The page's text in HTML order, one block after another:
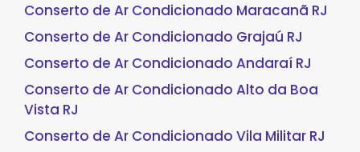
Conserto de Ar Condicionado Maracanã RJ
Conserto de Ar Condicionado Grajaú RJ
Conserto de Ar Condicionado Andaraí RJ
Conserto de Ar Condicionado Alto da Boa
Vista RJ
Conserto de Ar Condicionado Vila Militar RJ